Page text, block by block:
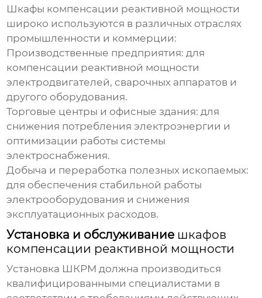
Шкафы компенсации реактивной мощности
широко используются в различных отраслях
промышленности и коммерции:
Производственные предприятия: для
компенсации реактивной мощности
электродвигателей, сварочных аппаратов и
другого оборудования.
Торговые центры и офисные здания: для
снижения потребления электроэнергии и
оптимизации работы системы
электроснабжения.
Добыча и переработка полезных ископаемых:
для обеспечения стабильной работы
электрооборудования и снижения
эксплуатационных расходов.
Установка и обслуживание шкафов
компенсации реактивной мощности
Установка ШКРМ должна производиться
квалифицированными специалистами в